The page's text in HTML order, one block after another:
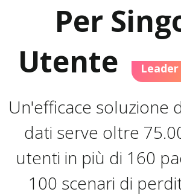
Per
Utente
Un'efficace soluzione
dati serve oltre
utenti in più di 160
100 scenari di